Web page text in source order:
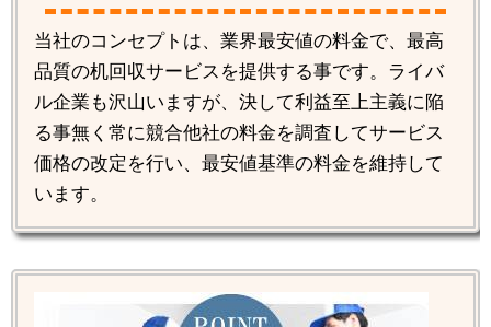
当社のコンセプトは、業界最安値の料金で、最高
品質の机回収サービスを提供する事です。ライバ
ル企業も沢山いますが、決して利益至上主義に陥
る事無く常に競合他社の料金を調査してサービス
価格の改定を行い、最安値基準の料金を維持して
います。